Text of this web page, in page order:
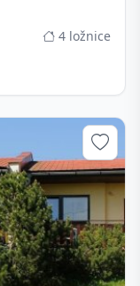
4 ložnice